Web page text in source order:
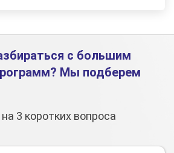
с большим
Мы подберем
3 коротких вопроса